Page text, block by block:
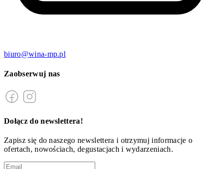
biuro@wina-mp.pl
Zaobserwuj nas
Dołącz do newslettera!
Zapisz się do naszego newslettera i otrzymuj informacje o
ofertach, nowościach, degustacjach i wydarzeniach.